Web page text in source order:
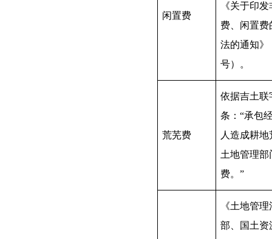
闲置费
《关于印
费、闲置费
法的通知》
号）。
荒芜费
依据吉土联
条：“承包
人造成耕
土地管理部
费。”
《土地管
部、国土资